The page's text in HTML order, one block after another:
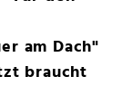
am Dach"
braucht